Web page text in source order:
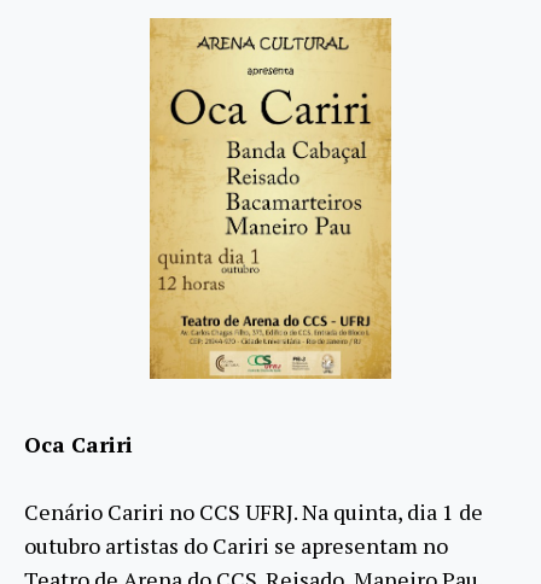
Oca Cariri
Cenário Cariri no CCS UFRJ. Na quinta, dia 1 de
outubro artistas do Cariri se apresentam no